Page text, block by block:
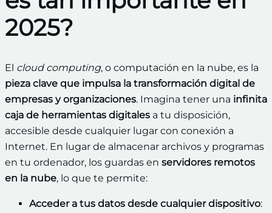
2025?
El cloud computing, o computación en la nube, es la
pieza clave que impulsa la transformación digital de
empresas y organizaciones. Imagina tener una infinita
caja de herramientas digitales a tu disposición,
accesible desde cualquier lugar con conexión a
Internet. En lugar de almacenar archivos y programas
en tu ordenador, los guardas en servidores remotos
en la nube, lo que te permite:
Acceder a tus datos desde cualquier dispositivo: